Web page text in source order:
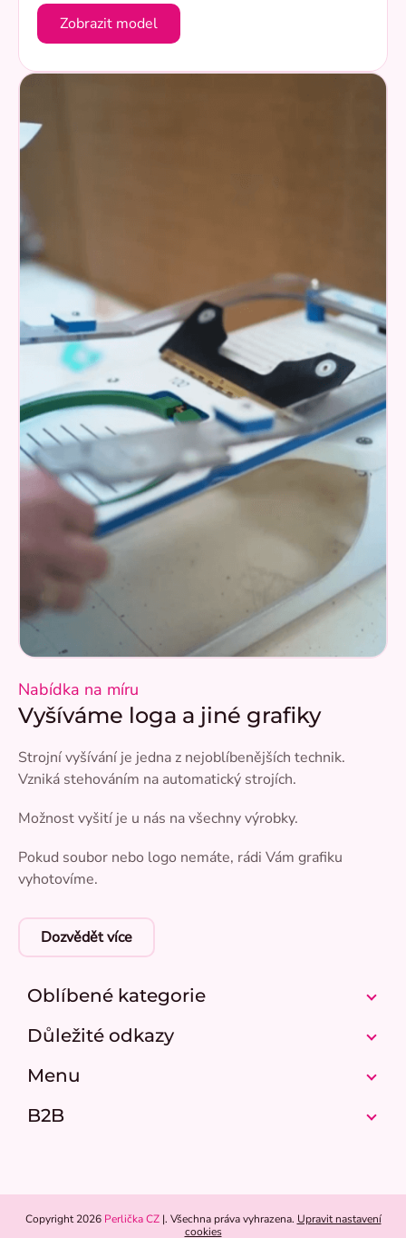
Zobrazit model
Nabídka na míru
Vyšíváme loga a jiné grafiky
Strojní vyšívání je jedna z nejoblíbenějších technik.
Vzniká stehováním na automatický strojích.
Možnost vyšití je u nás na všechny výrobky.
Pokud soubor nebo logo nemáte, rádi Vám grafiku
vyhotovíme.
Dozvědět více
Oblíbené kategorie
Důležité odkazy
Menu
B2B
Copyright 2026 Perlička CZ . Všechna práva vyhrazena. Upravit nastavení
cookies